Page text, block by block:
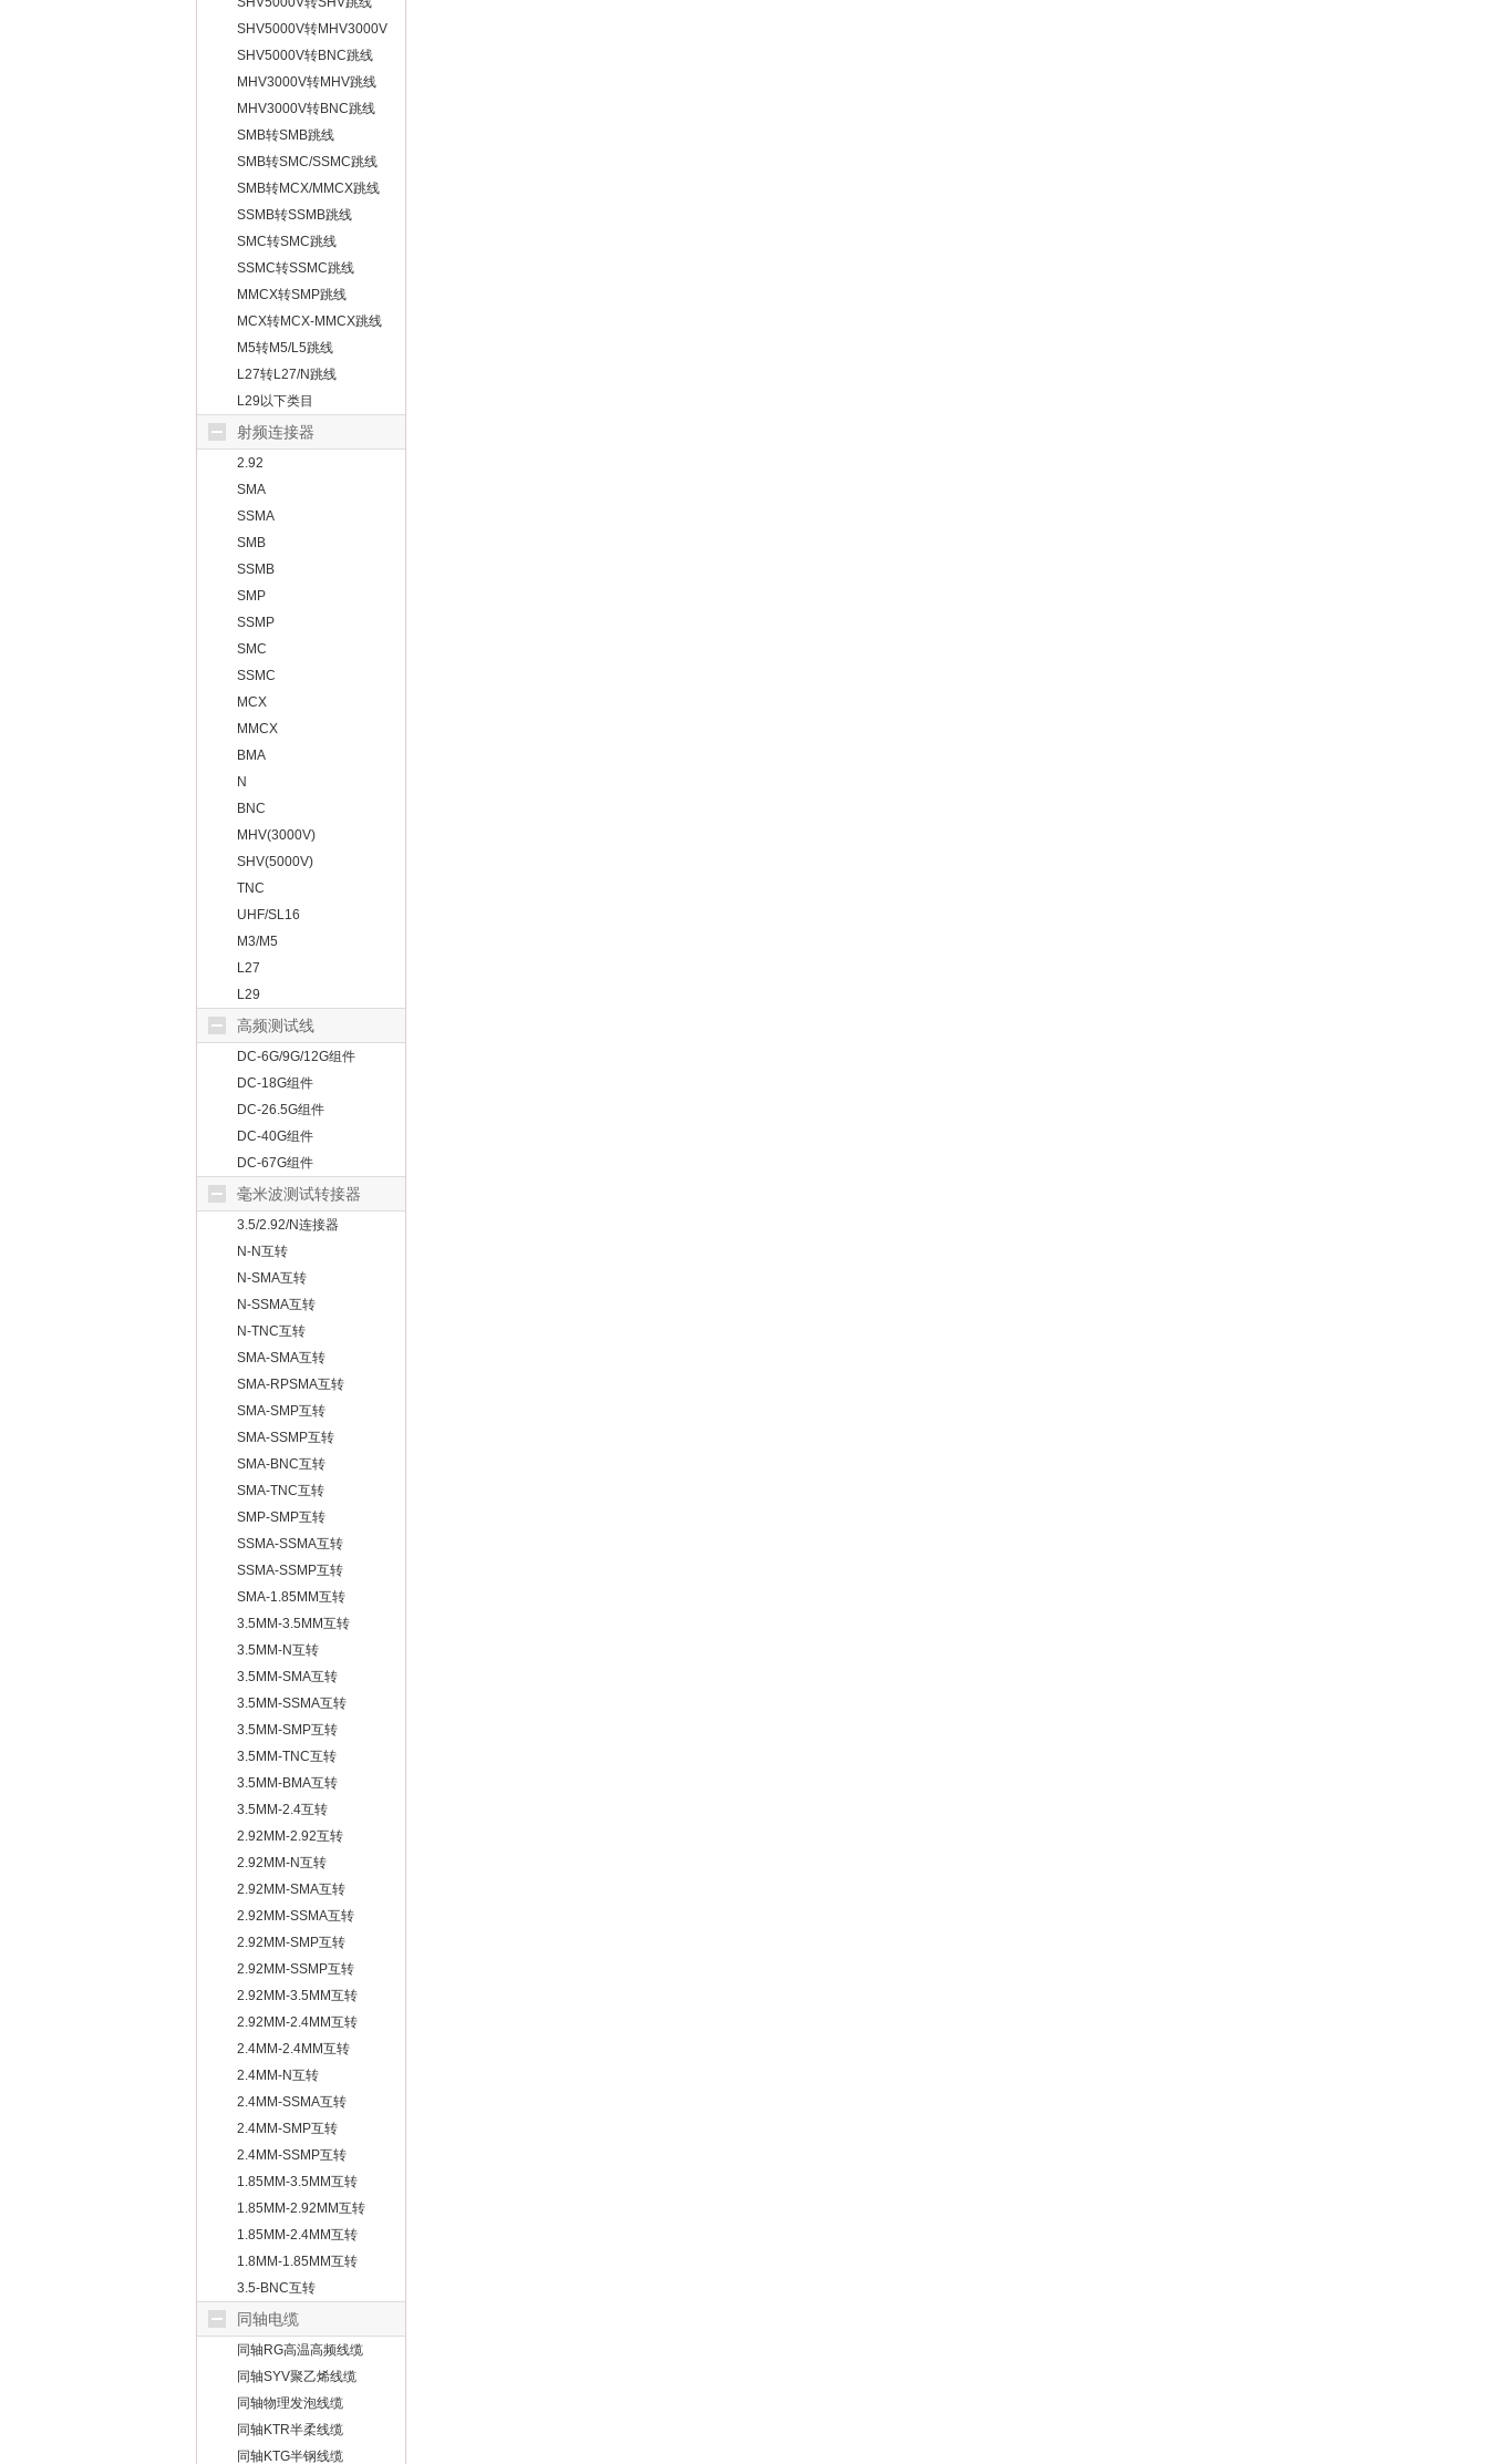
SHV5000V转MHV3000V
跳线
SHV5000V转BNC跳线
MHV3000V转MHV跳线
MHV3000V转BNC跳线
SMB转SMB跳线
SMB转SMC/SSMC跳线
SMB转MCX/MMCX跳线
SSMB转SSMB跳线
SMC转SMC跳线
SSMC转SSMC跳线
MMCX转SMP跳线
MCX转MCX-MMCX跳线
M5转M5/L5跳线
L27转L27/N跳线
L29以下类目
射频连接器
2.92
SMA
SSMA
SMB
SSMB
SMP
SSMP
SMC
SSMC
MCX
MMCX
BMA
N
BNC
MHV(3000V)
SHV(5000V)
TNC
UHF/SL16
M3/M5
L27
L29
高频测试线
DC-6G/9G/12G组件
DC-18G组件
DC-26.5G组件
DC-40G组件
DC-67G组件
毫米波测试转接器
3.5/2.92/N连接器
N-N互转
N-SMA互转
N-SSMA互转
N-TNC互转
SMA-SMA互转
SMA-RPSMA互转
SMA-SMP互转
SMA-SSMP互转
SMA-BNC互转
SMA-TNC互转
SMP-SMP互转
SSMA-SSMA互转
SSMA-SSMP互转
SMA-1.85MM互转
3.5MM-3.5MM互转
3.5MM-N互转
3.5MM-SMA互转
3.5MM-SSMA互转
3.5MM-SMP互转
3.5MM-TNC互转
3.5MM-BMA互转
3.5MM-2.4互转
2.92MM-2.92互转
2.92MM-N互转
2.92MM-SMA互转
2.92MM-SSMA互转
2.92MM-SMP互转
2.92MM-SSMP互转
2.92MM-3.5MM互转
2.92MM-2.4MM互转
2.4MM-2.4MM互转
2.4MM-N互转
2.4MM-SSMA互转
2.4MM-SMP互转
2.4MM-SSMP互转
1.85MM-3.5MM互转
1.85MM-2.92MM互转
1.85MM-2.4MM互转
1.8MM-1.85MM互转
3.5-BNC互转
同轴电缆
同轴RG高温高频线缆
同轴SYV聚乙烯线缆
同轴物理发泡线缆
同轴KTR半柔线缆
同轴KTG半钢线缆